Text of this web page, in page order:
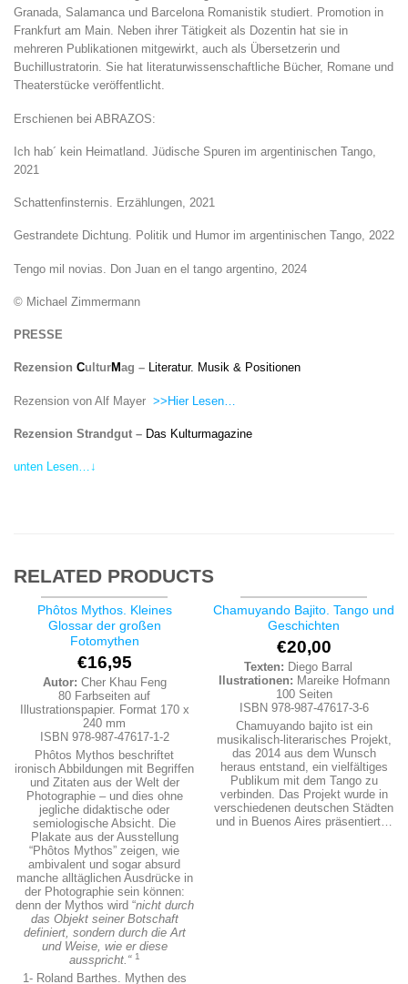
Granada, Salamanca und Barcelona Romanistik studiert. Promotion in
Frankfurt am Main. Neben ihrer Tätigkeit als Dozentin hat sie in
mehreren Publikationen mitgewirkt, auch als Übersetzerin und
Buchillustratorin. Sie hat literaturwissenschaftliche Bücher, Romane und
Theaterstücke veröffentlicht.
Erschienen bei ABRAZOS:
Ich hab´ kein Heimatland. Jüdische Spuren im argentinischen Tango,
2021
Schattenfinsternis. Erzählungen, 2021
Gestrandete Dichtung. Politik und Humor im argentinischen Tango, 2022
Tengo mil novias. Don Juan en el tango argentino, 2024
© Michael Zimmermann
PRESSE
Rezension CulturMag – Literatur. Musik & Positionen
Rezension von Alf Mayer >>Hier Lesen…
Rezension Strandgut – Das Kulturmagazine
unten Lesen…↓
RELATED PRODUCTS
Phôtos Mythos. Kleines
Glossar der großen
Fotomythen
€16,95
Autor: Cher Khau Feng
80 Farbseiten auf
Illustrationspapier. Format 170 x
240 mm
ISBN 978-987-47617-1-2
Phôtos Mythos beschriftet
ironisch Abbildungen mit Begriffen
und Zitaten aus der Welt der
Photographie – und dies ohne
jegliche didaktische oder
semiologische Absicht. Die
Plakate aus der Ausstellung
“Phôtos Mythos” zeigen, wie
ambivalent und sogar absurd
manche alltäglichen Ausdrücke in
der Photographie sein können:
denn der Mythos wird “nicht durch
das Objekt seiner Botschaft
definiert, sondern durch die Art
und Weise, wie er diese
ausspricht.“ 1
1- Roland Barthes. Mythen des
Chamuyando Bajito. Tango und
Geschichten
€20,00
Texten: Diego Barral
Ilustrationen: Mareike Hofmann
100 Seiten
ISBN 978-987-47617-3-6
Chamuyando bajito ist ein
musikalisch-literarisches Projekt,
das 2014 aus dem Wunsch
heraus entstand, ein vielfältiges
Publikum mit dem Tango zu
verbinden. Das Projekt wurde in
verschiedenen deutschen Städten
und in Buenos Aires präsentiert…